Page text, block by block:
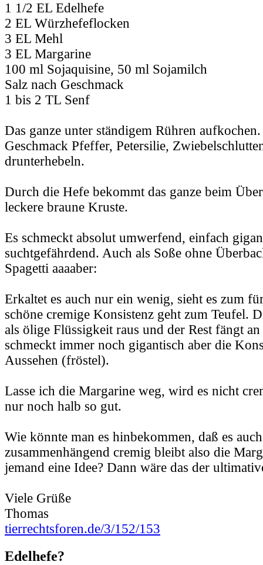
1 1/2 EL Edelhefe
2 EL Würzhefeflocken
3 EL Mehl
3 EL Margarine
100 ml Sojaquisine, 50 ml Sojamilch
Salz nach Geschmack
1 bis 2 TL Senf
Das ganze unter ständigem Rühren
Geschmack Pfeffer, Petersilie,
drunterhebeln.
Durch die Hefe bekommt das ganze beim
leckere braune Kruste.
Es schmeckt absolut umwerfend, einfach
suchtgefährdend. Auch als Soße ohne
Spagetti aaaaber:
Erkaltet es auch nur ein wenig, sieht es zum
schöne cremige Konsistenz geht zum Teufel.
als ölige Flüssigkeit raus und der Rest fängt
schmeckt immer noch gigantisch aber die
Aussehen (fröstel).
Lasse ich die Margarine weg, wird es nicht
nur noch halb so gut.
Wie könnte man es hinbekommen, daß es
zusammenhängend cremig bleibt also die
jemand eine Idee? Dann wäre das der
Viele Grüße
Thomas
tierrechtsforen.de/3/152/153
Edelhefe?